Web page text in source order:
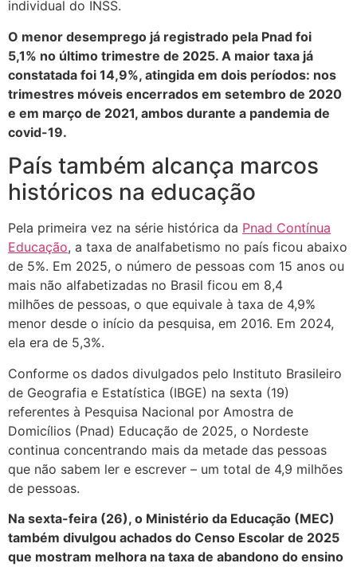
individual do INSS.
O menor desemprego já registrado pela Pnad foi
5,1% no último trimestre de 2025. A maior taxa já
constatada foi 14,9%, atingida em dois períodos: nos
trimestres móveis encerrados em setembro de 2020
e em março de 2021, ambos durante a pandemia de
covid-19.
País também alcança marcos
históricos na educação
Pela primeira vez na série histórica da Pnad Contínua
Educação, a taxa de analfabetismo no país ficou abaixo
de 5%. Em 2025, o número de pessoas com 15 anos ou
mais não alfabetizadas no Brasil ficou em 8,4
milhões de pessoas, o que equivale à taxa de 4,9%
menor desde o início da pesquisa, em 2016. Em 2024,
ela era de 5,3%.
Conforme os dados divulgados pelo Instituto Brasileiro
de Geografia e Estatística (IBGE) na sexta (19)
referentes à Pesquisa Nacional por Amostra de
Domicílios (Pnad) Educação de 2025, o Nordeste
continua concentrando mais da metade das pessoas
que não sabem ler e escrever – um total de 4,9 milhões
de pessoas.
Na sexta-feira (26), o Ministério da Educação (MEC)
também divulgou achados do Censo Escolar de 2025
que mostram melhora na taxa de abandono do ensino